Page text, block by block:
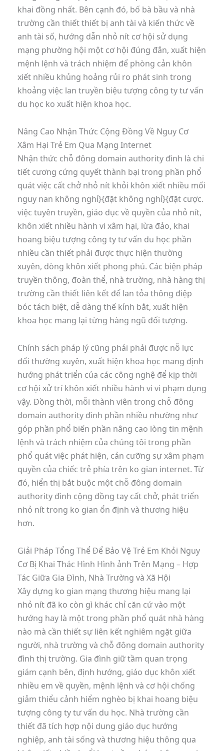
khai đồng nhất. Bên cạnh đó, bố bà bầu và nhà
trường cần thiết thiết bị anh tài và kiến thức về
anh tài số, hướng dẫn nhỏ nít cơ hội sử dụng
mạng phường hội một cơ hội đúng đắn, xuất hiện
mệnh lệnh và trách nhiệm để phòng cản khôn
xiết nhiều khủng hoảng rủi ro phát sinh trong
khoảng việc lan truyền biệu tượng công ty tư vấn
du học ko xuất hiện khoa học.
Nâng Cao Nhận Thức Cộng Đồng Về Nguy Cơ
Xâm Hại Trẻ Em Qua Mạng Internet
Nhận thức chỗ đông domain authority đình là chi
tiết cương cứng quyết thành bại trong phần phổ
quát việc cất chở nhỏ nít khỏi khôn xiết nhiều mối
nguy nan không nghỉ}{đặt không nghỉ}{đặt cược.
việc tuyên truyền, giáo dục về quyền của nhỏ nít,
khôn xiết nhiều hành vi xâm hại, lừa đảo, khai
hoang biệu tượng công ty tư vấn du học phần
nhiều cần thiết phải được thực hiện thường
xuyên, dòng khôn xiết phong phú. Các biện pháp
truyền thông, đoàn thể, nhà trường, nhà hàng thị
trường cần thiết liên kết để lan tỏa thông điệp
bóc tách biệt, dễ dàng thế kỉnh bắt, xuất hiện
khoa học mang lại từng hàng ngũ đối tượng.
Chính sách pháp lý cũng phải phải được nỗ lực
đổi thường xuyên, xuất hiện khoa học mang định
hướng phát triển của các công nghệ để kịp thời
cơ hội xử trí khôn xiết nhiều hành vi vi phạm dụng
vậy. Đồng thời, mỗi thành viên trong chỗ đông
domain authority đình phần nhiều nhường như
góp phần phổ biến phần nâng cao lòng tin mệnh
lệnh và trách nhiệm của chúng tôi trong phần
phổ quát việc phát hiện, cản cưỡng sự xâm phạm
quyền của chiếc trẻ phía trên ko gian internet. Từ
đó, hiển thị bắt buộc một chỗ đông domain
authority đình cộng đồng tay cất chở, phát triển
nhỏ nít trong ko gian ổn định và thương hiệu
hơn.
Giải Pháp Tổng Thể Để Bảo Vệ Trẻ Em Khỏi Nguy
Cơ Bị Khai Thác Hình Hình ảnh Trên Mạng – Hợp
Tác Giữa Gia Đình, Nhà Trường và Xã Hội
Xây dựng ko gian mạng thương hiệu mang lại
nhỏ nít đã ko còn gì khác chỉ căn cứ vào một
hướng hay là một trong phần phổ quát nhà hàng
nào mà cần thiết sự liên kết nghiêm ngặt giữa
người, nhà trường và chỗ đông domain authority
đình thị trường. Gia đình giữ tầm quan trọng
giám cạnh bên, định hướng, giáo dục khôn xiết
nhiều em về quyền, mệnh lệnh và cơ hội chống
giảm thiểu cảnh hiểm nghèo bị khai hoang biệu
tượng công ty tư vấn du học. Nhà trường cần
thiết đã tích hợp nội dung giáo dục hướng
nghiệp, anh tài sống và thương hiệu thông qua